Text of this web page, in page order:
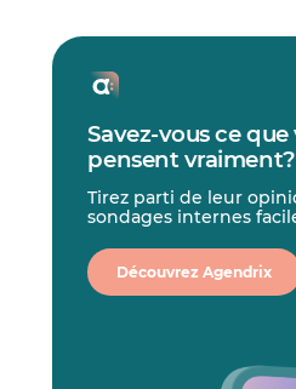
Savez-vous ce que
pensent vraiment?
Tirez parti de leur
sondages internes
Découvrez Agendrix